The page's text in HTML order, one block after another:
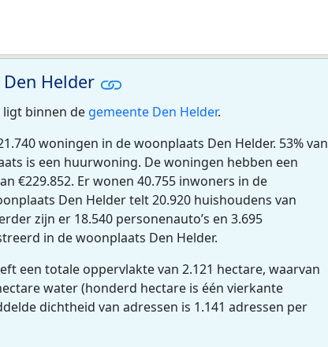
Helder
ligt binnen de gemeente Den Helder.
woningen in de woonplaats Den Helder. 53% van
is een huurwoning. De woningen hebben een
€229.852. Er wonen 40.755 inwoners in de
Den Helder telt 20.920 huishoudens van
zijn er 18.540 personenauto’s en 3.695
in de woonplaats Den Helder.
een totale oppervlakte van 2.121 hectare, waarvan
water (honderd hectare is één vierkante
dichtheid van adressen is 1.141 adressen per